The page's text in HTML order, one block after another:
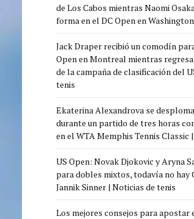
de Los Cabos mientras Naomi
forma en el DC Open en
Jack Draper recibió un comodín
Open en Montreal mientras
de la campaña de clasificación del
tenis
Ekaterina Alexandrova se
durante un partido de tres horas
en el WTA Memphis Tennis Classic
US Open: Novak Djokovic y Aryna
para dobles mixtos, todavía no hay
Jannik Sinner | Noticias de tenis
Los mejores consejos para apostar